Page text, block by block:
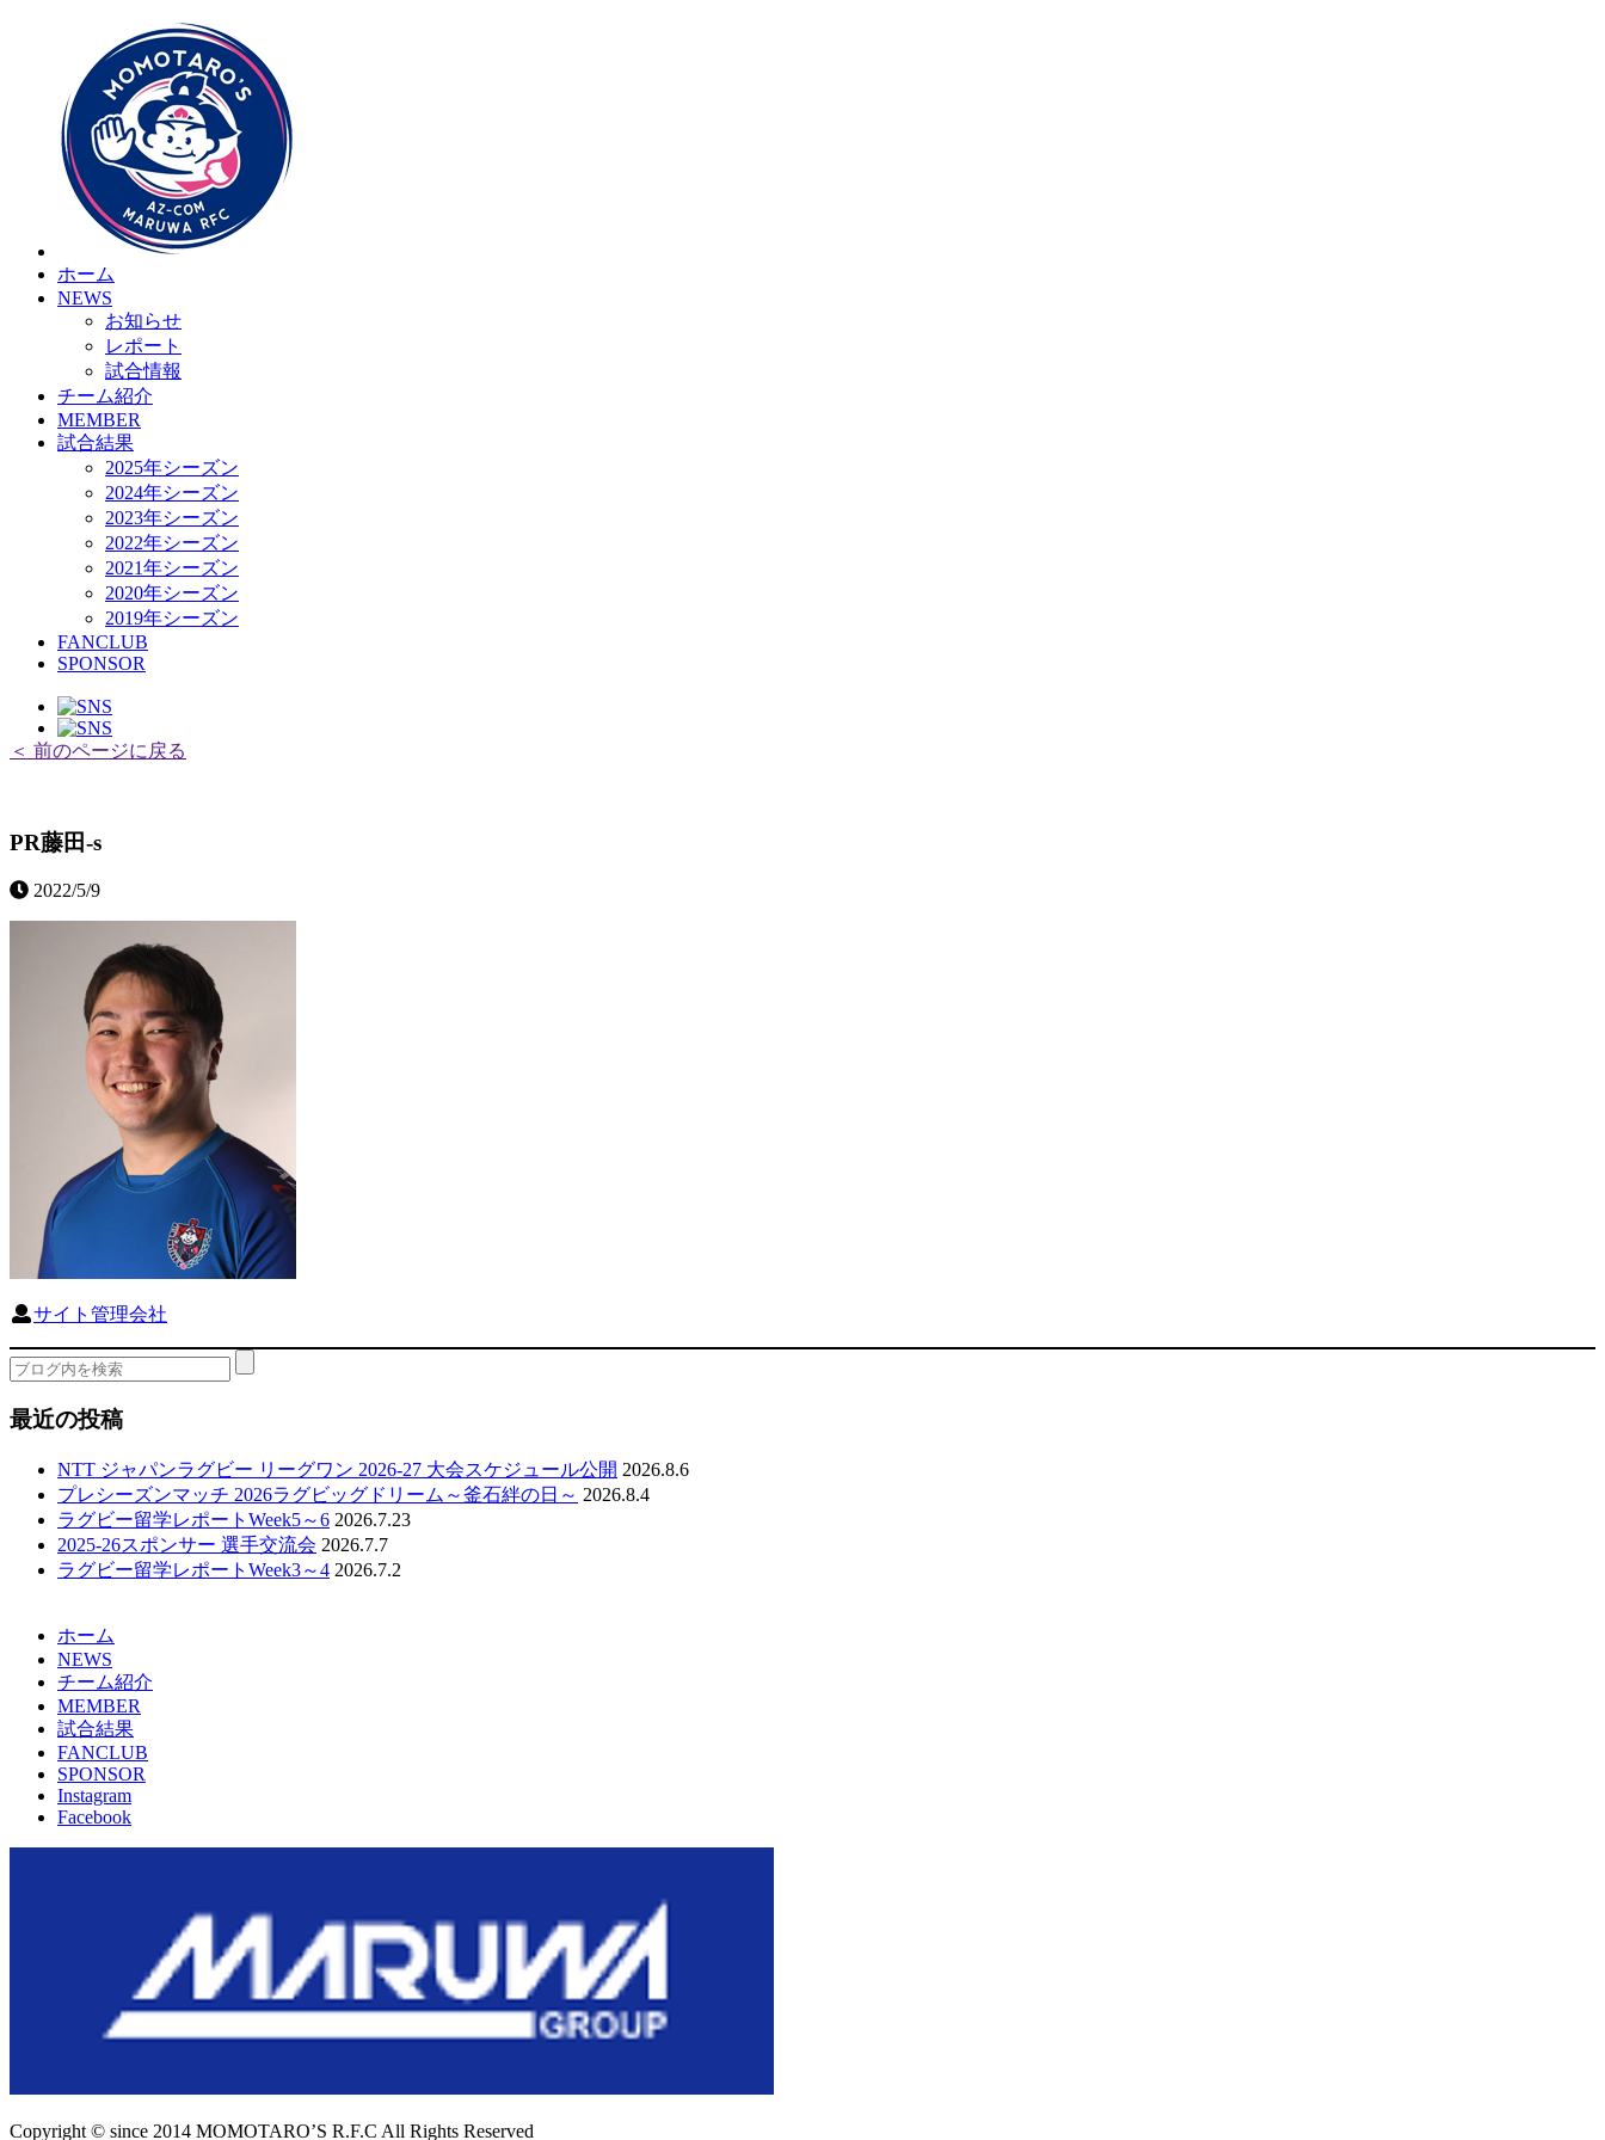
ホーム
NEWS
お知らせ
レポート
試合情報
チーム紹介
MEMBER
試合結果
2025年シーズン
2024年シーズン
2023年シーズン
2022年シーズン
2021年シーズン
2020年シーズン
2019年シーズン
FANCLUB
SPONSOR
＜ 前のページに戻る
PR藤田-s
2022/5/9
サイト管理会社
最近の投稿
NTT ジャパンラグビー リーグワン 2026-27 大会スケジュール公開 2026.8.6
プレシーズンマッチ 2026ラグビッグドリーム～釜石絆の日～ 2026.8.4
ラグビー留学レポートWeek5～6 2026.7.23
2025-26スポンサー 選手交流会 2026.7.7
ラグビー留学レポートWeek3～4 2026.7.2
ホーム
NEWS
チーム紹介
MEMBER
試合結果
FANCLUB
SPONSOR
Instagram
Facebook
Copyright © since 2014 MOMOTARO’S R.F.C All Rights Reserved